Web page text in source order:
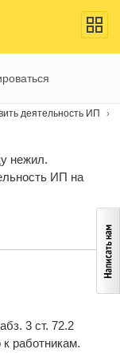
деятельность ИП
нежил.
ИП на
3 ст. 72.2
работникам.